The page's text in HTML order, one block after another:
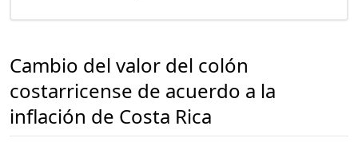
Cambio del valor del colón
costarricense de acuerdo a la
inflación de Costa Rica